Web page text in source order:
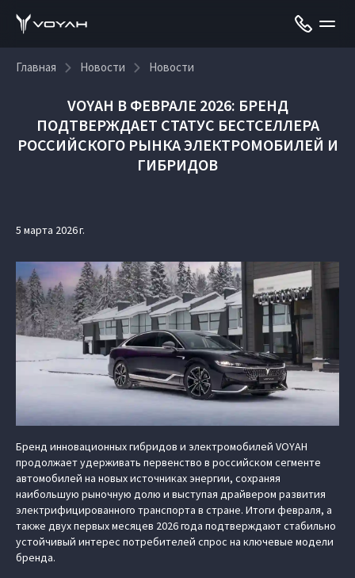
Главная Новости Новости
VOYAH В ФЕВРАЛЕ 2026: БРЕНД
ПОДТВЕРЖДАЕТ СТАТУС БЕСТСЕЛЛЕРА
РОССИЙСКОГО РЫНКА ЭЛЕКТРОМОБИЛЕЙ И
ГИБРИДОВ
5 марта 2026 г.
Бренд инновационных гибридов и электромобилей VOYAH
продолжает удерживать первенство в российском сегменте
автомобилей на новых источниках энергии, сохраняя
наибольшую рыночную долю и выступая драйвером развития
электрифицированного транспорта в стране. Итоги февраля, а
также двух первых месяцев 2026 года подтверждают стабильно
устойчивый интерес потребителей спрос на ключевые модели
бренда.